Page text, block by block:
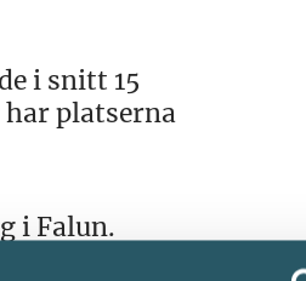
i snitt 15
platserna
i Falun.